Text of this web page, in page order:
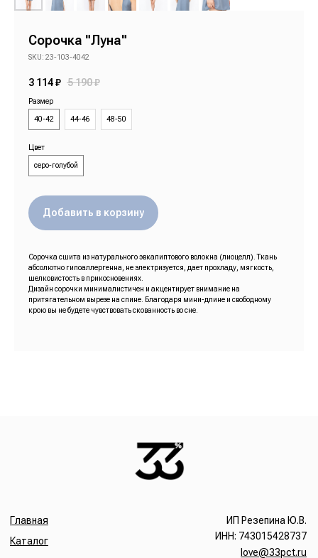
Сорочка "Луна"
SKU: 23-103-4042
3 114₽ 5 190₽
Размер
40-42 44-46 48-50
Цвет
серо-голубой
Добавить в корзину
Сорочка сшита из натурального эвкалиптового волокна (лиоцелл). Ткань
абсолютно гипоаллергенна, не электризуется, дает прохладу, мягкость,
шелковистость в прикосновениях.
Дизайн сорочки минималистичен и акцентирует внимание на
притягательном вырезе на спине. Благодаря мини-длине и свободному
крою вы не будете чувствовать скованность во сне.